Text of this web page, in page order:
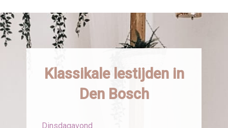
Klassikale lestijden in
Den Bosch
Dinsdagavond